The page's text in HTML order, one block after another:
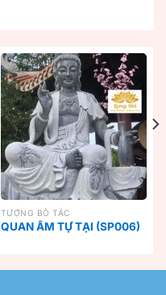
TƯỢNG BỒ TÁC
QUAN ÂM TỰ TẠI (SP006)